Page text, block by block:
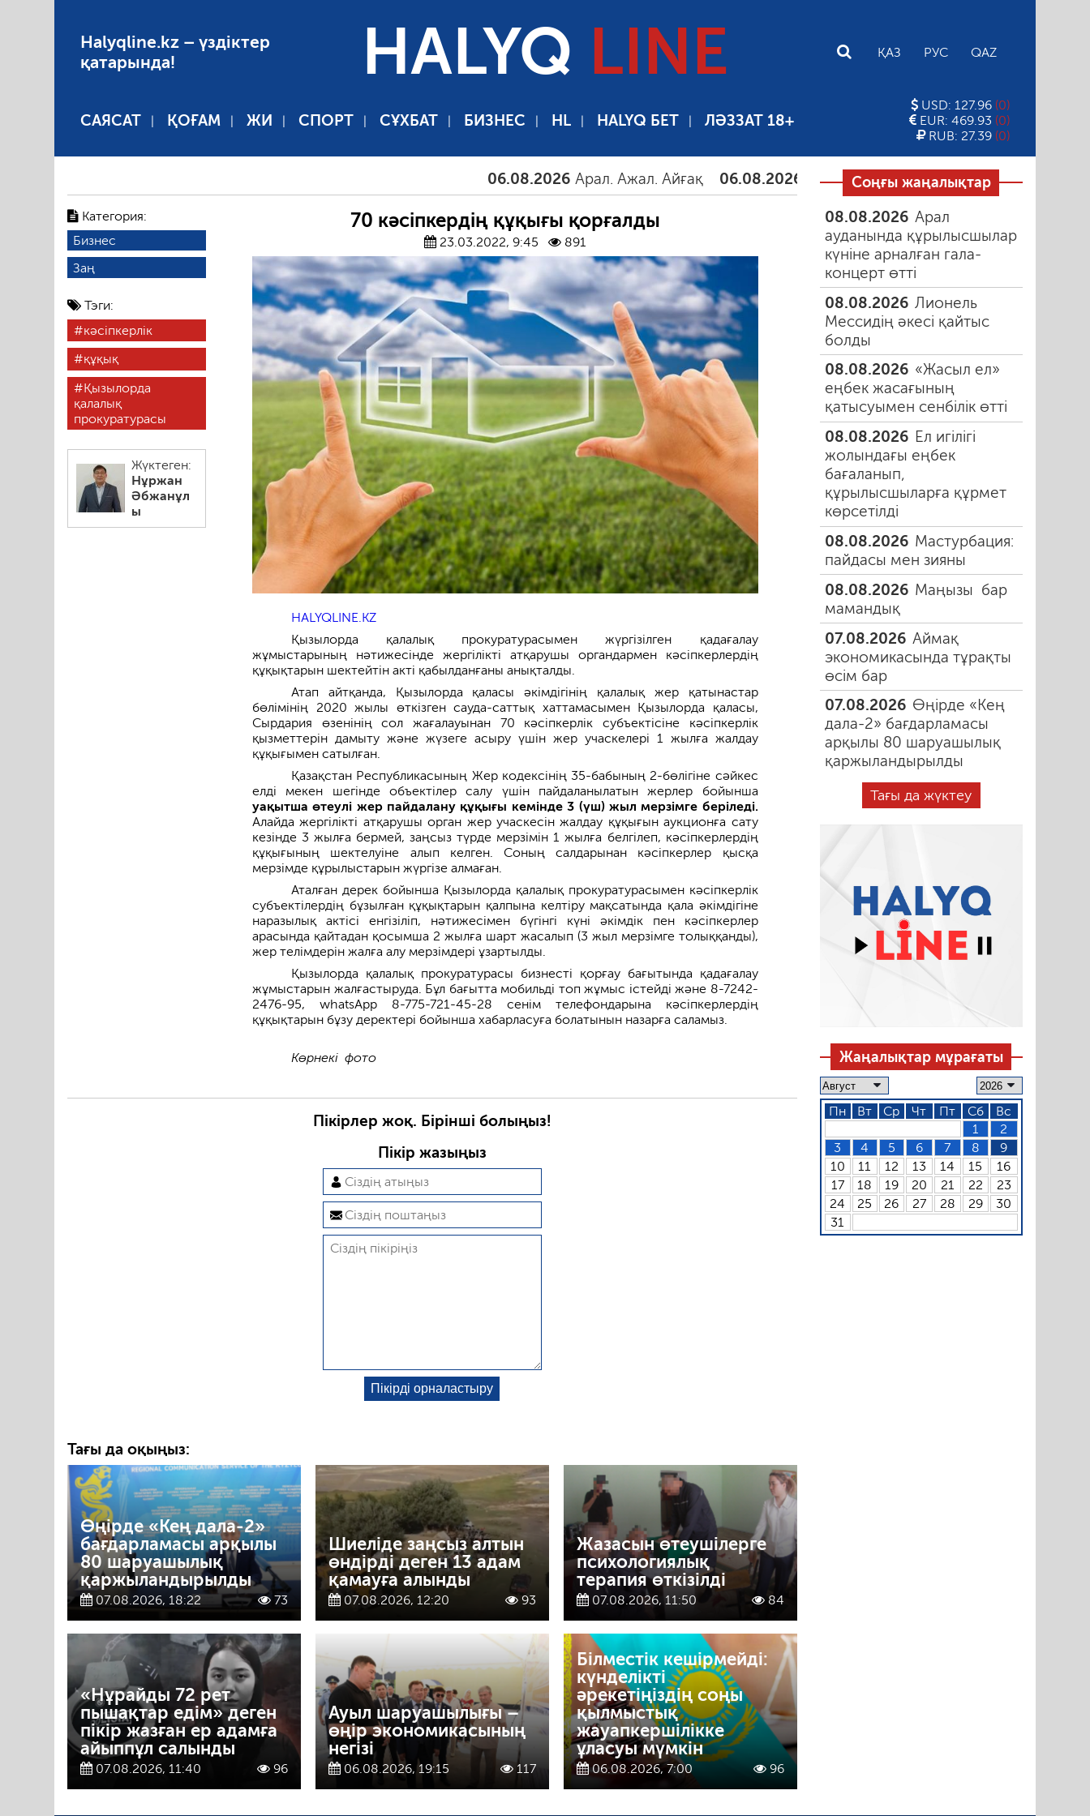
Halyqline.kz – үздіктер
қатарында!
HALYQ LINE ҚАЗ РУС QAZ
САЯСАТ ҚОҒАМ ЖИ СПОРТ СҰХБАТ БИЗНЕС HL HALYQ БЕТ ЛӘЗЗАТ 18+
USD: 127.96 (0)
EUR: 469.93 (0)
RUB: 27.39 (0)
06.08.2026 Арал. Ажал. Айғақ 06.08.2026 Тамыздағы таңғы түтін 06.08.2026
Категория:
Бизнес
Заң
Тэги:
кәсіпкерлік
құқық
Қызылорда
қалалық
прокуратурасы
Жүктеген:
Нұржан
Әбжанұл
ы
70 кәсіпкердің құқығы қорғалды
23.03.2022, 9:45 891
HALYQLINE.KZ
Қызылорда қалалық прокуратурасымен жүргізілген қадағалау
жұмыстарының нәтижесінде жергілікті атқарушы органдармен кәсіпкерлердің
құқықтарын шектейтін акті қабылданғаны анықталды.
Атап айтқанда, Қызылорда қаласы әкімдігінің қалалық жер қатынастар
бөлімінің 2020 жылы өткізген сауда-саттық хаттамасымен Қызылорда қаласы,
Сырдария өзенінің сол жағалауынан 70 кәсіпкерлік субъектісіне кәсіпкерлік
қызметтерін дамыту және жүзеге асыру үшін жер учаскелері 1 жылға жалдау
құқығымен сатылған.
Қазақстан Республикасының Жер кодексінің 35-бабының 2-бөлігіне сәйкес
елді мекен шегінде объектілер салу үшін пайдаланылатын жерлер бойынша
уақытша өтеулі жер пайдалану құқығы кемінде 3 (үш) жыл мерзімге беріледі.
Алайда жергілікті атқарушы орган жер учаскесін жалдау құқығын аукционға сату
кезінде 3 жылға бермей, заңсыз түрде мерзімін 1 жылға белгілеп, кәсіпкерлердің
құқығының шектелуіне алып келген. Соның салдарынан кәсіпкерлер қысқа
мерзімде құрылыстарын жүргізе алмаған.
Аталған дерек бойынша Қызылорда қалалық прокуратурасымен кәсіпкерлік
субъектілердің бұзылған құқықтарын қалпына келтіру мақсатында қала әкімдігіне
наразылық актісі енгізіліп, нәтижесімен бүгінгі күні әкімдік пен кәсіпкерлер
арасында қайтадан қосымша 2 жылға шарт жасалып (3 жыл мерзімге толыққанды),
жер телімдерін жалға алу мерзімдері ұзартылды.
Қызылорда қалалық прокуратурасы бизнесті қорғау бағытында қадағалау
жұмыстарын жалғастыруда. Бұл бағытта мобильді топ жұмыс істейді және 8-7242-
2476-95, whatsApp 8-775-721-45-28 сенім телефондарына кәсіпкерлердің
құқықтарын бұзу деректері бойынша хабарласуға болатынын назарға саламыз.
Көрнекі фото
Пікірлер жоқ. Бірінші болыңыз!
Пікір жазыңыз
Тағы да оқыңыз:
Өңірде «Кең дала-2»
бағдарламасы арқылы
80 шаруашылық
қаржыландырылды
07.08.2026, 18:22 73
Шиеліде заңсыз алтын
өндірді деген 13 адам
қамауға алынды
07.08.2026, 12:20 93
Жазасын өтеушілерге
психологиялық
терапия өткізілді
07.08.2026, 11:50 84
«Нұрайды 72 рет
пышақтар едім» деген
пікір жазған ер адамға
айыппұл салынды
07.08.2026, 11:40 96
Ауыл шаруашылығы –
өңір экономикасының
негізі
06.08.2026, 19:15 117
Білместік кешірмейді:
күнделікті
әрекетіңіздің соңы
қылмыстық
жауапкершілікке
ұласуы мүмкін
06.08.2026, 7:00 96
Соңғы жаңалықтар
08.08.2026 Арал
ауданында құрылысшылар
күніне арналған гала-
концерт өтті
08.08.2026 Лионель
Мессидің әкесі қайтыс
болды
08.08.2026 «Жасыл ел»
еңбек жасағының
қатысуымен сенбілік өтті
08.08.2026 Ел игілігі
жолындағы еңбек
бағаланып,
құрылысшыларға құрмет
көрсетілді
08.08.2026 Мастурбация:
пайдасы мен зияны
08.08.2026 Маңызы бар
мамандық
07.08.2026 Аймақ
экономикасында тұрақты
өсім бар
07.08.2026 Өңірде «Кең
дала-2» бағдарламасы
арқылы 80 шаруашылық
қаржыландырылды
Тағы да жүктеу
Жаңалықтар мұрағаты
Пн Вт Ср Чт Пт Сб
Вс
1
2
3
4 5 6 7 8
9
10
11 12 13 14 15
16
17
18 19 20 21 22
23
24
25 26 27 28 29
30
31